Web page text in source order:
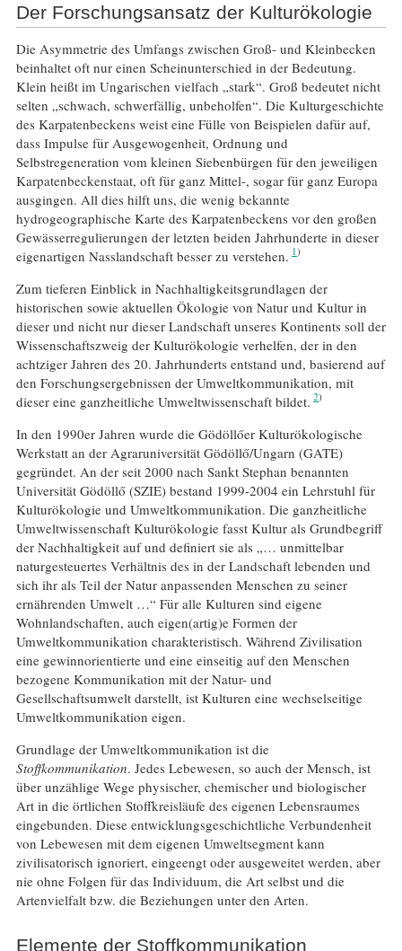
Der Forschungsansatz der Kulturökologie
Die Asymmetrie des Umfangs zwischen Groß- und Kleinbecken
beinhaltet oft nur einen Scheinunterschied in der Bedeutung.
Klein heißt im Ungarischen vielfach „stark“. Groß bedeutet nicht
selten „schwach, schwerfällig, unbeholfen“. Die Kulturgeschichte
des Karpatenbeckens weist eine Fülle von Beispielen dafür auf,
dass Impulse für Ausgewogenheit, Ordnung und
Selbstregeneration vom kleinen Siebenbürgen für den jeweiligen
Karpatenbeckenstaat, oft für ganz Mittel-, sogar für ganz Europa
ausgingen. All dies hilft uns, die wenig bekannte
hydrogeographische Karte des Karpatenbeckens vor den großen
Gewässerregulierungen der letzten beiden Jahrhunderte in dieser
eigenartigen Nasslandschaft besser zu verstehen. 1
Zum tieferen Einblick in Nachhaltigkeitsgrundlagen der
historischen sowie aktuellen Ökologie von Natur und Kultur in
dieser und nicht nur dieser Landschaft unseres Kontinents soll der
Wissenschaftszweig der Kulturökologie verhelfen, der in den
achtziger Jahren des 20. Jahrhunderts entstand und, basierend auf
den Forschungsergebnissen der Umweltkommunikation, mit
dieser eine ganzheitliche Umweltwissenschaft bildet. 2
In den 1990er Jahren wurde die Gödöllőer Kulturökologische
Werkstatt an der Agraruniversität Gödöllő/Ungarn (GATE)
gegründet. An der seit 2000 nach Sankt Stephan benannten
Universität Gödöllő (SZIE) bestand 1999-2004 ein Lehrstuhl für
Kulturökologie und Umweltkommunikation. Die ganzheitliche
Umweltwissenschaft Kulturökologie fasst Kultur als Grundbegriff
der Nachhaltigkeit auf und definiert sie als „… unmittelbar
naturgesteuertes Verhältnis des in der Landschaft lebenden und
sich ihr als Teil der Natur anpassenden Menschen zu seiner
ernährenden Umwelt …“ Für alle Kulturen sind eigene
Wohnlandschaften, auch eigen(artig)e Formen der
Umweltkommunikation charakteristisch. Während Zivilisation
eine gewinnorientierte und eine einseitig auf den Menschen
bezogene Kommunikation mit der Natur- und
Gesellschaftsumwelt darstellt, ist Kulturen eine wechselseitige
Umweltkommunikation eigen.
Grundlage der Umweltkommunikation ist die
Stoffkommunikation. Jedes Lebewesen, so auch der Mensch, ist
über unzählige Wege physischer, chemischer und biologischer
Art in die örtlichen Stoffkreisläufe des eigenen Lebensraumes
eingebunden. Diese entwicklungsgeschichtliche Verbundenheit
von Lebewesen mit dem eigenen Umweltsegment kann
zivilisatorisch ignoriert, eingeengt oder ausgeweitet werden, aber
nie ohne Folgen für das Individuum, die Art selbst und die
Artenvielfalt bzw. die Beziehungen unter den Arten.
Elemente der Stoffkommunikation